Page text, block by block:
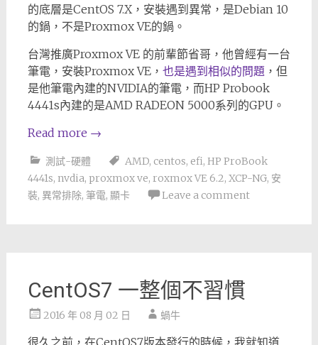
的底層是CentOS 7.X，安裝遇到異常，是Debian 10
的鍋，不是Proxmox VE的鍋。
台灣推廣Proxmox VE 的前輩節省哥，他曾經有一台
筆電，安裝Proxmox VE， 也是遇到相似的問題，但
是他筆電內建的NVIDIA的筆電，而HP Probook
4441s內建的是AMD RADEON 5000系列的GPU。
Read more →
測試-硬體 AMD, centos, efi, HP ProBook
4441s, nvdia, proxmox ve, roxmox VE 6.2, XCP-NG, 安
裝, 異常排除, 筆電, 顯卡 Leave a comment
CentOS7 一整個不習慣
2016 年 08 月 02 日 蝸牛
很久之前，在CentOS7版本發行的時候，我就知道